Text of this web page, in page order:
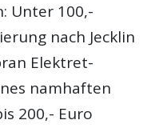
Unter 100,-
nach Jecklin
Elektret-
namhaften
200,- Euro